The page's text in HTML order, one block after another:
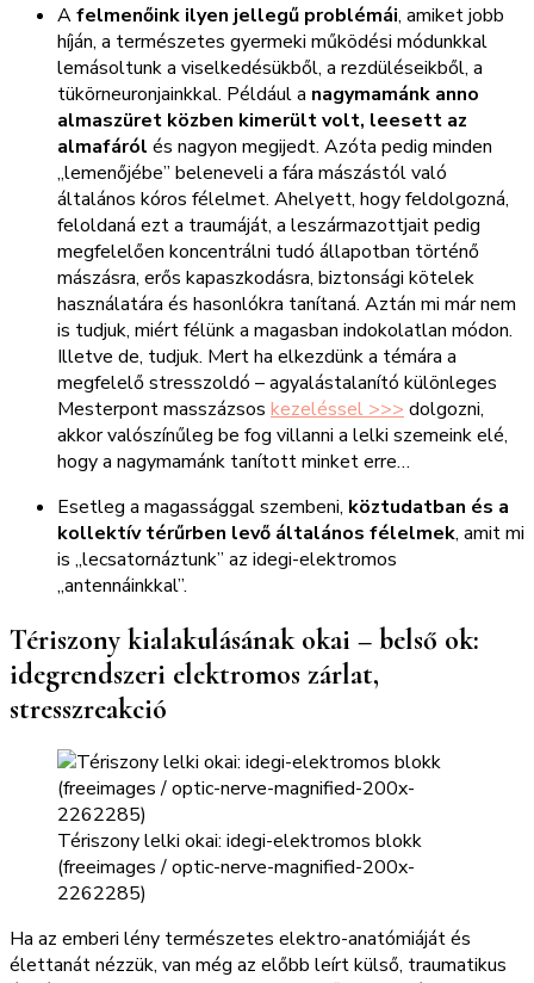
Afelmenőink ilyen jellegű problémái, amiket jobb
híján, a természetes gyermeki működési módunkkal
lemásoltunk a viselkedésükből, a rezdüléseikből, a
tükörneuronjainkkal. Például a nagymamánk anno
almaszüret közben kimerült volt, leesett az
almafáról és nagyon megijedt. Azóta pedig minden
„lemenőjébe” beleneveli a fára mászástól való
általános kóros félelmet. Ahelyett, hogy feldolgozná,
feloldaná ezt a traumáját, a leszármazottjait pedig
megfelelően koncentrálni tudó állapotban történő
mászásra, erős kapaszkodásra, biztonsági kötelek
használatára és hasonlókra tanítaná. Aztán mi már nem
is tudjuk, miért félünk a magasban indokolatlan módon.
Illetve de, tudjuk. Mert ha elkezdünk a témára a
megfelelő stresszoldó – agyalástalanító különleges
Mesterpont masszázsos kezeléssel >>> dolgozni,
akkor valószínűleg be fog villanni a lelki szemeink elé,
hogy a nagymamánk tanított minket erre…
Esetleg a magassággal szembeni, köztudatban és a
kollektív térűrben levő általános félelmek, amit mi
is „lecsatornáztunk” az idegi-elektromos
„antennáinkkal”.
Tériszony kialakulásának okai – belső ok:
idegrendszeri elektromos zárlat,
stresszreakció
Tériszony lelki okai: idegi-elektromos blokk
(freeimages / optic-nerve-magnified-200x-
2262285)
Ha az emberi lény természetes elektro-anatómiáját és
élettanát nézzük, van még az előbb leírt külső, traumatikus